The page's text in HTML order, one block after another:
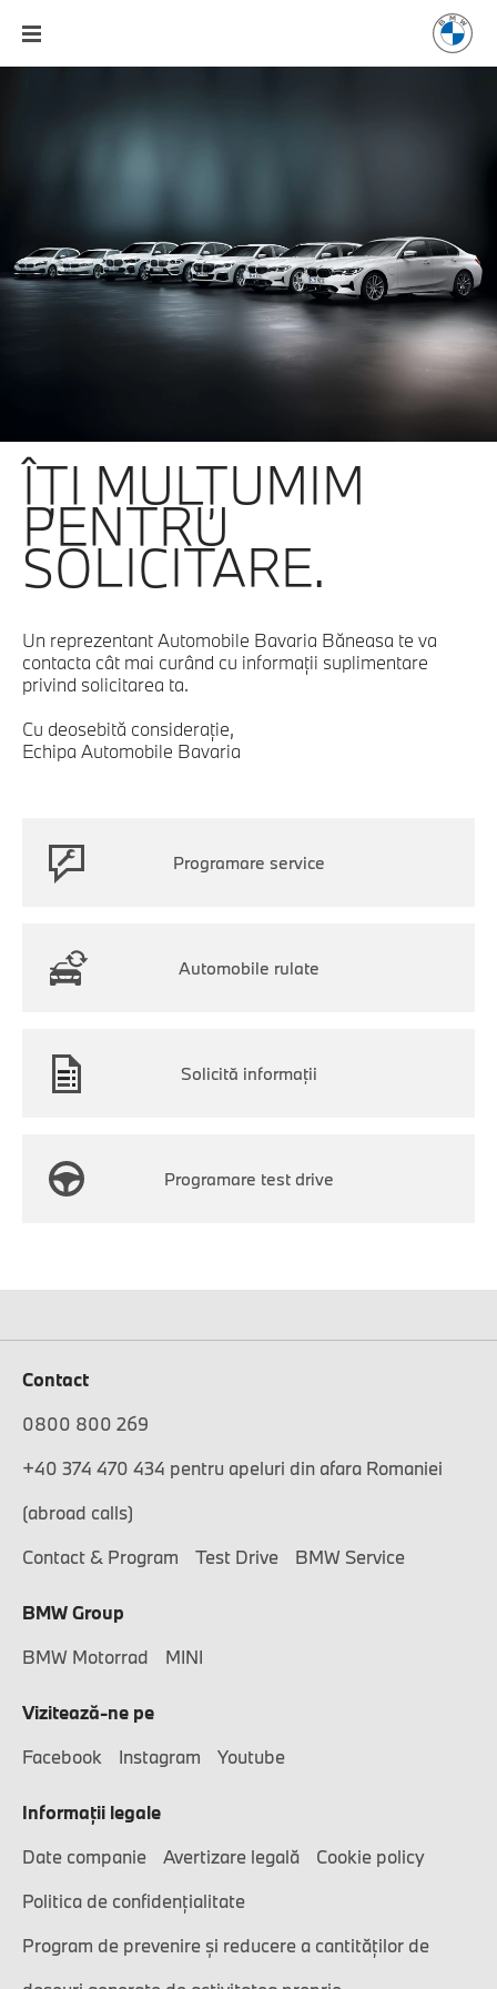
ÎŢI MULŢUMIM
PENTRU
SOLICITARE.
Un reprezentant Automobile Bavaria Băneasa te va
contacta cât mai curând cu informaţii suplimentare
privind solicitarea ta.
Cu deosebită consideraţie,
Echipa Automobile Bavaria
Programare service
Automobile rulate
Solicită informaţii
Programare test drive
Contact
0800 800 269
+40 374 470 434 pentru apeluri din afara Romaniei
(abroad calls)
Contact & Program
Test Drive BMW Service
BMW Group
BMW Motorrad
MINI
Vizitează-ne pe
Facebook
Instagram Youtube
Informaţii legale
Date companie
Avertizare legală
Cookie policy
Politica de confidențialitate
Program de prevenire și reducere a cantităților de